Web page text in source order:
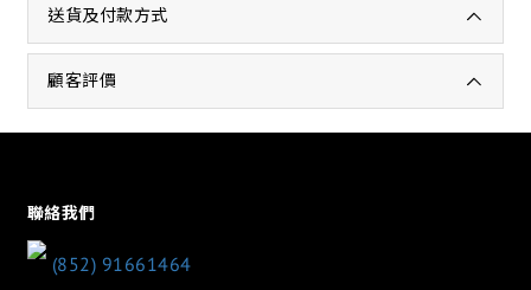
送貨及付款方式
顧客評價
聯絡我們
(852) 91661464